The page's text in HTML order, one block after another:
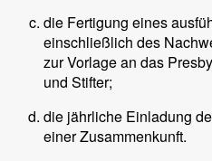
die Fertigung eines
einschließlich des
zur Vorlage an das
und Stifter;
die jährliche Einladung
einer Zusammenkunft.